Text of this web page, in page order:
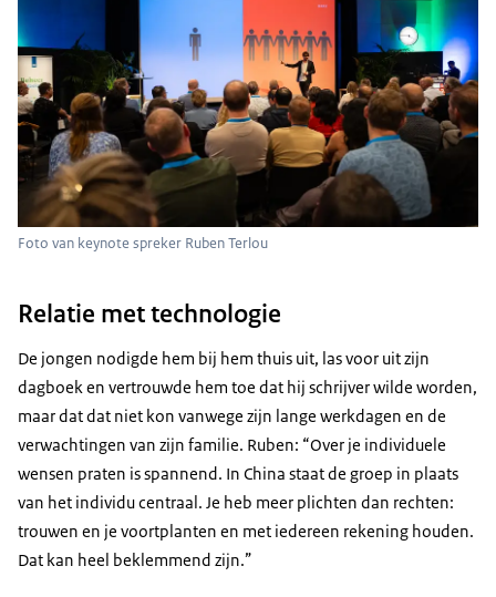
Foto van keynote spreker Ruben Terlou
Relatie met technologie
De jongen nodigde hem bij hem thuis uit, las voor uit zijn
dagboek en vertrouwde hem toe dat hij schrijver wilde worden,
maar dat dat niet kon vanwege zijn lange werkdagen en de
verwachtingen van zijn familie. Ruben: “Over je individuele
wensen praten is spannend. In China staat de groep in plaats
van het individu centraal. Je heb meer plichten dan rechten:
trouwen en je voortplanten en met iedereen rekening houden.
Dat kan heel beklemmend zijn.”